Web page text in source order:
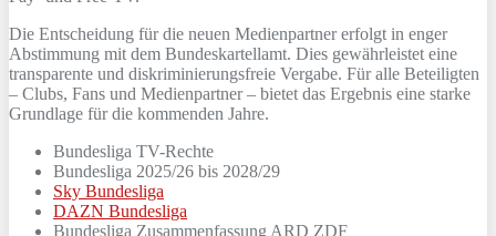
Die Entscheidung für die neuen Medienpartner erfolgt in enger
Abstimmung mit dem Bundeskartellamt. Dies gewährleistet eine
transparente und diskriminierungsfreie Vergabe. Für alle Beteiligten
– Clubs, Fans und Medienpartner – bietet das Ergebnis eine starke
Grundlage für die kommenden Jahre.
Bundesliga TV-Rechte
Bundesliga 2025/26 bis 2028/29
Sky Bundesliga
DAZN Bundesliga
Bundesliga Zusammenfassung ARD ZDF